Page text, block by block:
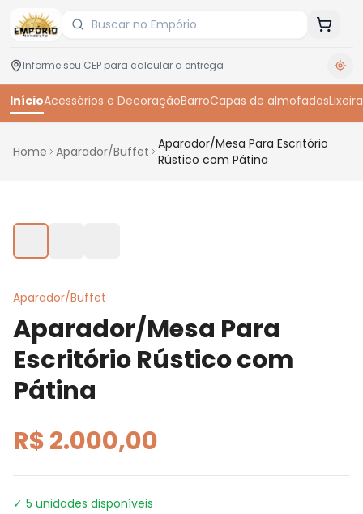
InícioAcessórios e DecoraçãoBarroCapas de almofadasLixeira
Home Aparador/Buffet Aparador/Mesa Para Escritório
Rústico com Pátina
Aparador/Buffet
Aparador/Mesa Para
Escritório Rústico com
Pátina
R$ 2.000,00
✓ 5 unidades disponíveis